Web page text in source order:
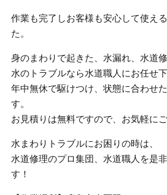
作業も完了しお客様も安心して使え
た。
身のまわりで起きた、水漏れ、水道
水のトラブルなら水道職人にお任せ下
年中無休で駆けつけ、状態に合わせ
す。
お見積りは無料ですので、お気軽に
水まわりトラブルにお困りの時は、
水道修理のプロ集団、水道職人を是
す！